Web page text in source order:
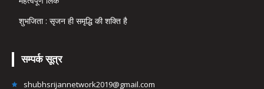
शुभजिता : सृजन ही समृद्धि की शक्ति है
सम्पर्क सूत्र
shubhsrijannetwork2019@gmail.com